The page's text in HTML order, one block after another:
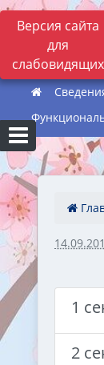
Версия сайта
для
слабовидящих
1
2